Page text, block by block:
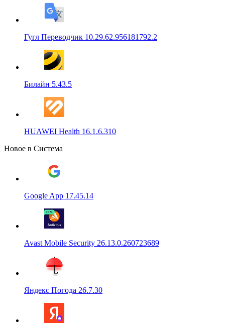
Гугл Переводчик 10.29.62.956181792.2
Билайн 5.43.5
HUAWEI Health 16.1.6.310
Новое в Система
Google App 17.45.14
Avast Mobile Security 26.13.0.260723689
Яндекс Погода 26.7.30